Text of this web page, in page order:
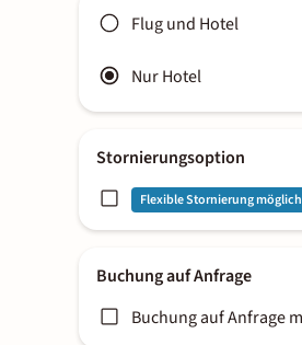
Flug und Hotel
Nur Hotel
Stornierungsoption
Flexible Stornierung möglich
Buchung auf Anfrage
Buchung auf Anfrage